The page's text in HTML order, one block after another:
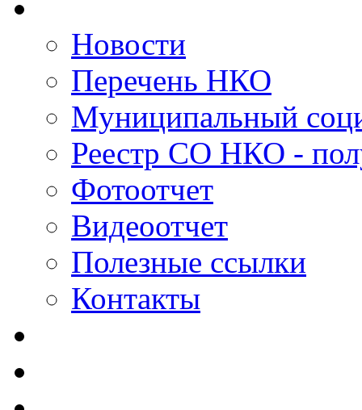
Новости
Перечень НКО
Муниципальный
Реестр СО НКО -
Фотоотчет
Видеоотчет
Полезные ссылки
Контакты